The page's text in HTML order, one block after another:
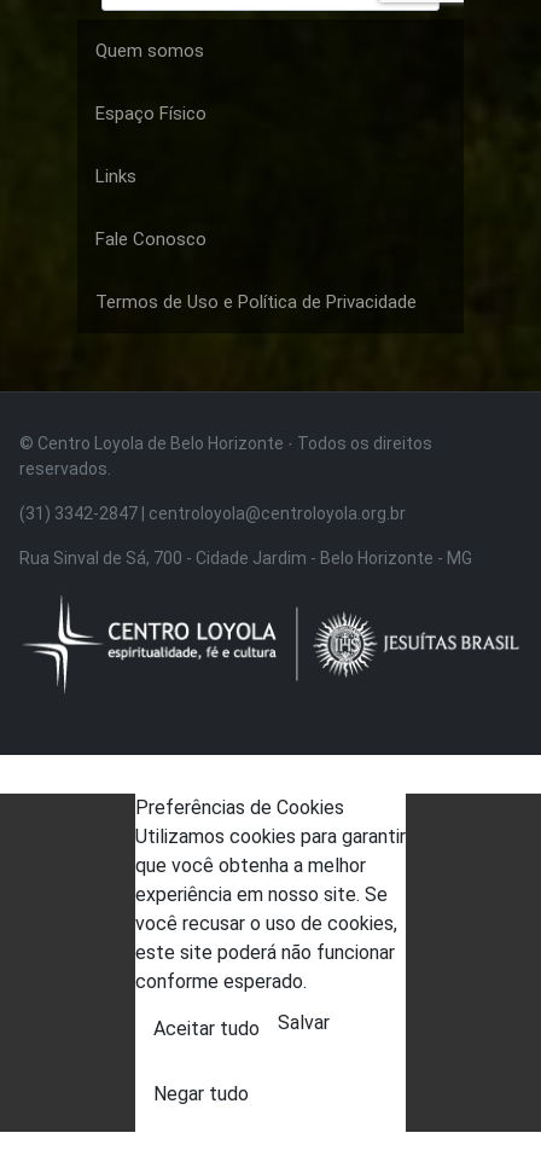
Quem somos
Espaço Físico
Links
Fale Conosco
Termos de Uso e Política de Privacidade
© Centro Loyola de Belo Horizonte · Todos os direitos
reservados.
(31) 3342-2847 | centroloyola@centroloyola.org.br
Rua Sinval de Sá, 700 - Cidade Jardim - Belo Horizonte - MG
Preferências de Cookies
Utilizamos cookies para garantir
que você obtenha a melhor
experiência em nosso site. Se
você recusar o uso de cookies,
este site poderá não funcionar
conforme esperado.
Aceitar tudo
Negar tudo
Salvar